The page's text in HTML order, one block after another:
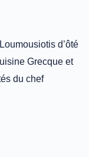
d’ôté
Grecque et
du chef